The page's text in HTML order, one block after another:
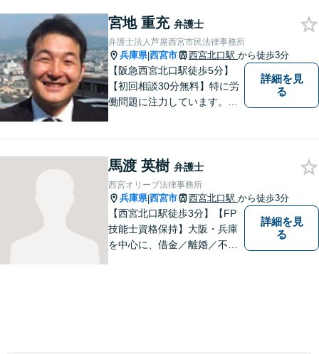
面談無料】
宮地 重充 弁護士
弁護士法人芦屋西宮市民法律事務所
兵庫県|西宮市 西宮北口駅 から徒歩3分
【阪急西宮北口駅徒歩5分】
【初回相談30分無料】特に労
働問題に注力しています。残
民事事件，家事事件，刑事事
件も幅広く取り扱っておりま
す。
詳細を見
る
馬渡 英樹 弁護士
西宮オリーブ法律事務所
兵庫県|西宮市 西宮北口駅 から徒歩3分
【西宮北口駅徒歩3分】【FP
技能士資格保持】大阪・兵庫
を中心に、借金／離婚／不動
詳細を見
る